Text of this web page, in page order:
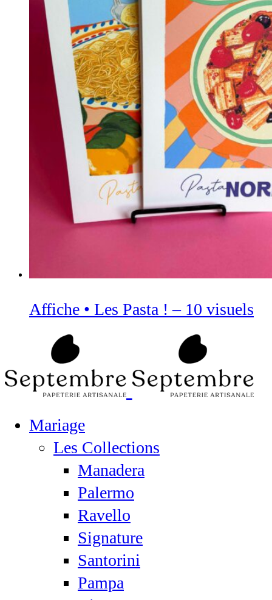
Affiche • Les Pasta ! – 10 visuels
Mariage
Les Collections
Manadera
Palermo
Ravello
Signature
Santorini
Pampa